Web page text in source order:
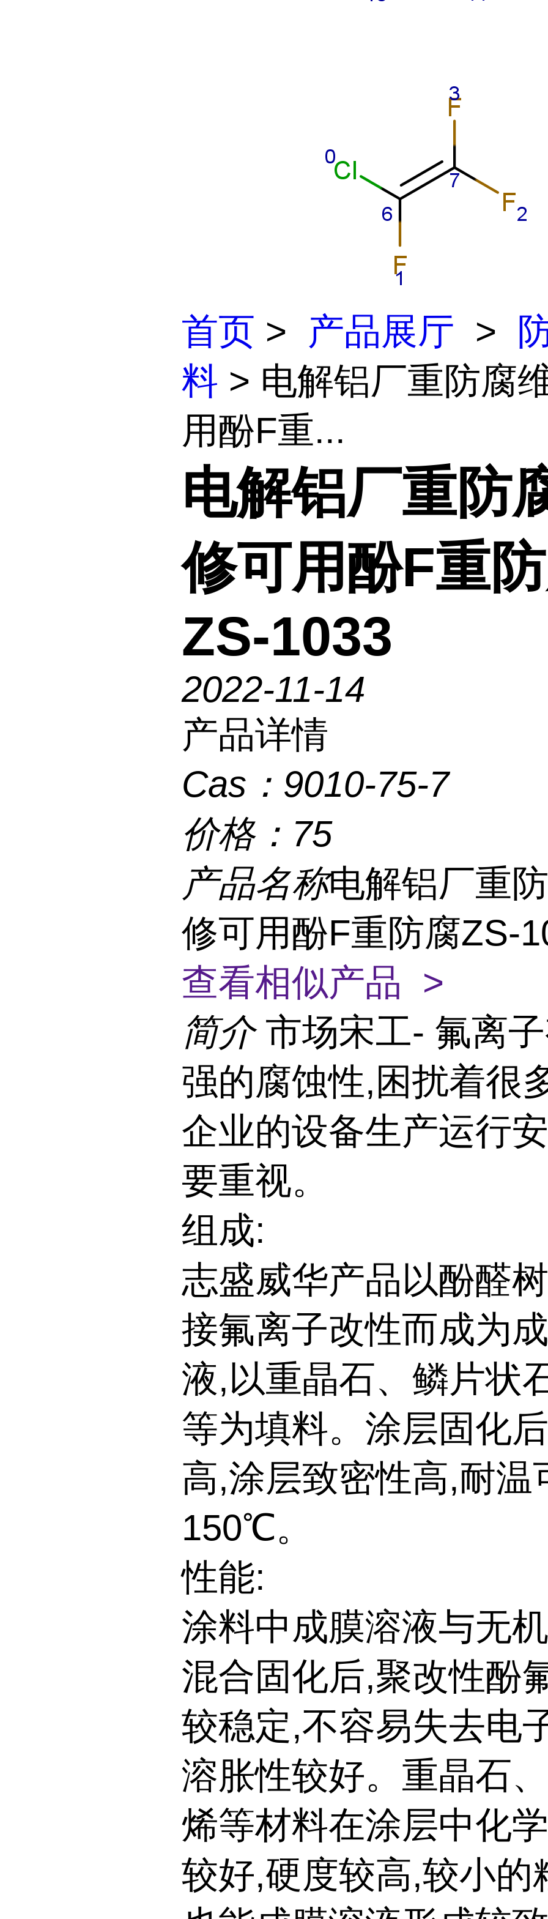
首页 > 产品展厅 >
料 > 电解铝厂重防腐
用酚F重...
电解铝厂重防
修可用酚F重
ZS-1033
2022-11-14
产品详情
Cas： 9010-75-7
价格： 75
产品名称电解铝厂重
修可用酚F重防腐ZS-
查看相似产品 >
简介 市场宋工- 氟离
强的腐蚀性,困扰着很
企业的设备生产运行
要重视。
组成:
志盛威华产品以酚醛
接氟离子改性而成为
液,以重晶石、鳞片状
等为填料。涂层固化
高,涂层致密性高,耐温
150℃。
性能:
涂料中成膜溶液与无
混合固化后,聚改性酚
较稳定,不容易失去电
溶胀性较好。重晶石
烯等材料在涂层中化
较好,硬度较高,较小的